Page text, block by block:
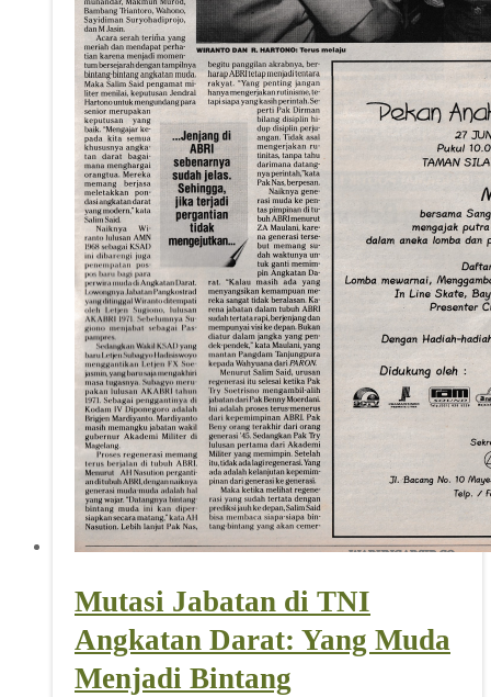
Mutasi Jabatan di TNI
Angkatan Darat: Yang Muda
Menjadi Bintang